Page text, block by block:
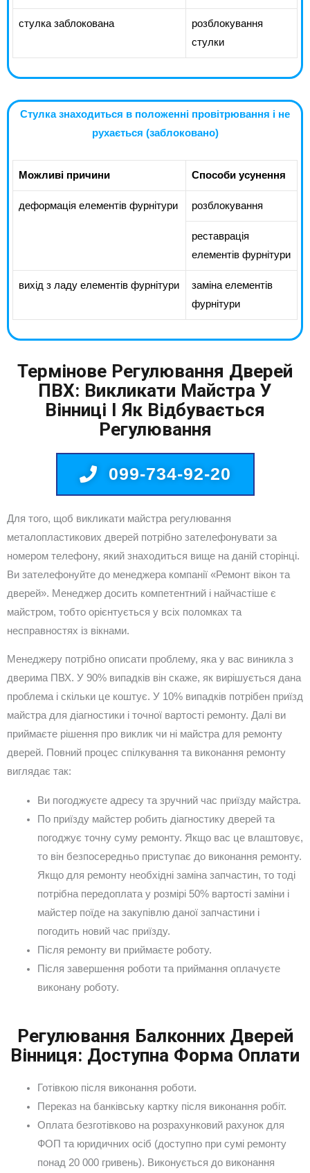
стулка заблокована
розблокування
стулки
Стулка знаходиться в положенні провітрювання і не
рухається (заблоковано)
Можливі причини Способи усунення
деформація елементів фурнітури розблокування
реставрація
елементів фурнітури
вихід з ладу елементів фурнітури
заміна елементів
фурнітури
Термінове Регулювання Дверей
ПВХ: Викликати Майстра У
Вінниці І Як Відбувається
Регулювання
099-734-92-20
Для того, щоб викликати майстра регулювання
металопластикових дверей потрібно зателефонувати за
номером телефону, який знаходиться вище на даній сторінці.
Ви зателефонуйте до менеджера компанії «Ремонт вікон та
дверей». Менеджер досить компетентний і найчастіше є
майстром, тобто орієнтується у всіх поломках та
несправностях із вікнами.
Менеджеру потрібно описати проблему, яка у вас виникла з
дверима ПВХ. У 90% випадків він скаже, як вирішується дана
проблема і скільки це коштує. У 10% випадків потрібен приїзд
майстра для діагностики і точної вартості ремонту. Далі ви
приймаєте рішення про виклик чи ні майстра для ремонту
дверей. Повний процес спілкування та виконання ремонту
виглядає так:
Ви погоджуєте адресу та зручний час приїзду майстра.
По приїзду майстер робить діагностику дверей та
погоджує точну суму ремонту. Якщо вас це влаштовує,
то він безпосередньо приступає до виконання ремонту.
Якщо для ремонту необхідні заміна запчастин, то тоді
потрібна передоплата у розмірі 50% вартості заміни і
майстер поїде на закупівлю даної запчастини і
погодить новий час приїзду.
Після ремонту ви приймаєте роботу.
Після завершення роботи та приймання оплачуєте
виконану роботу.
Регулювання Балконних Дверей
Вінниця: Доступна Форма Оплати
Готівкою після виконання роботи.
Переказ на банківську картку після виконання робіт.
Оплата безготівково на розрахунковий рахунок для
ФОП та юридичних осіб (доступно при сумі ремонту
понад 20 000 гривень). Виконується до виконання